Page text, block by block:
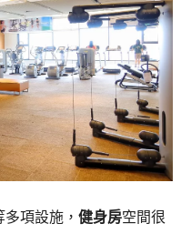
多項設施， 健身房空間很